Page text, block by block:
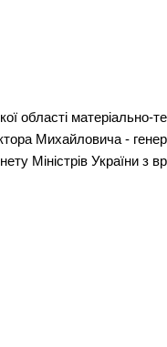
області
Михайловича -
Міністрів України з